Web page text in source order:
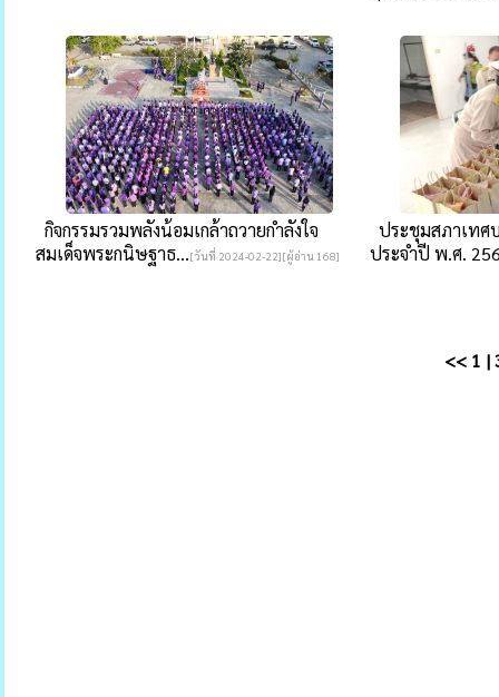
กิจกรรมรวมพลังน้อมเกล้าถวายกำลังใจ
สมเด็จพระกนิษฐาธ...[วันที่ 2024-02-22][ผู้อ่าน 168]
ประชุมสภาเทศ
ประจำปี พ.ศ.
<< 1 |